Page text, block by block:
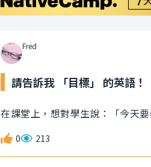
Fred
請告訴我 「目標」 的英語！
在課堂上，想對學生說：「今天
0 213